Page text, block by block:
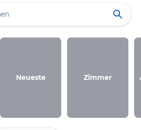
Neueste Zimmer